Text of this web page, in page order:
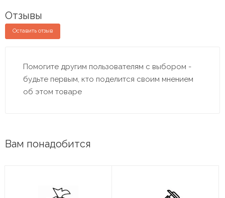
Отзывы
Оставить отзыв
Помогите другим пользователям с выбором -
будьте первым, кто поделится своим мнением
об этом товаре
Вам понадобится